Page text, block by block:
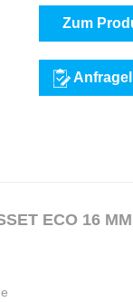
Zum
ECO 16